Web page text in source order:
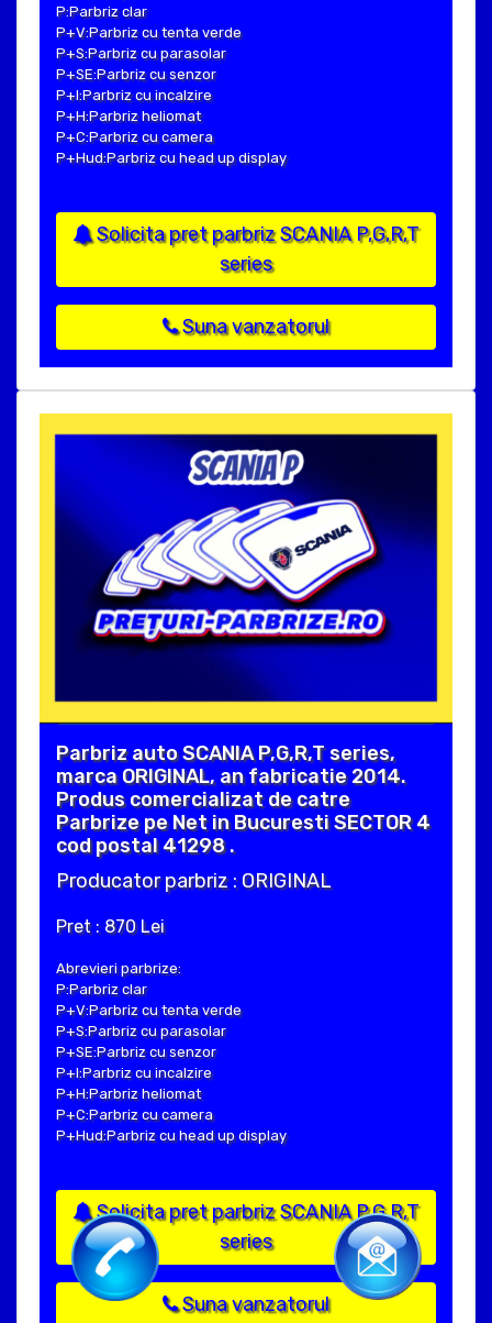
P:Parbriz clar
P+V:Parbriz cu tenta verde
P+S:Parbriz cu parasolar
P+SE:Parbriz cu senzor
P+I:Parbriz cu incalzire
P+H:Parbriz heliomat
P+C:Parbriz cu camera
P+Hud:Parbriz cu head up display
Solicita pret parbriz SCANIA P,G,R,T
series
Suna vanzatorul
Parbriz auto SCANIA P,G,R,T series,
marca ORIGINAL, an fabricatie 2014.
Produs comercializat de catre
Parbrize pe Net in Bucuresti SECTOR 4
cod postal 41298 .
Producator parbriz : ORIGINAL
Pret : 870 Lei
Abrevieri parbrize:
P:Parbriz clar
P+V:Parbriz cu tenta verde
P+S:Parbriz cu parasolar
P+SE:Parbriz cu senzor
P+I:Parbriz cu incalzire
P+H:Parbriz heliomat
P+C:Parbriz cu camera
P+Hud:Parbriz cu head up display
Solicita pret parbriz SCANIA P,G,R,T
series
Suna vanzatorul